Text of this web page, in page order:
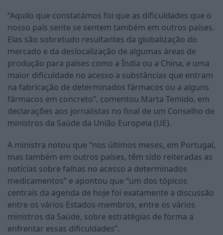
“Aquilo que constatámos foi que as dificuldades que o
nosso país sente se sentem também em outros países.
Elas são sobretudo resultantes da globalização do
mercado e da deslocalização de algumas áreas de
produção para países como a Índia ou a China, e uma
maior dificuldade no acesso a substâncias que entram
na fabricação de determinados fármacos ou a alguns
fármacos em concreto”, comentou Marta Temido, em
declarações aos jornalistas no final de um Conselho de
ministros da Saúde da União Europeia (UE).
A ministra notou que “nos últimos meses, em Portugal,
mas também em outros países, têm sido reiteradas as
notícias sobre falhas no acesso a determinados
medicamentos” e apontou que “um dos tópicos
centrais da agenda de hoje foi exatamente a discussão
entre os vários Estados-membros, entre os vários
ministros da Saúde, sobre estratégias de forma a
enfrentar essas dificuldades”.